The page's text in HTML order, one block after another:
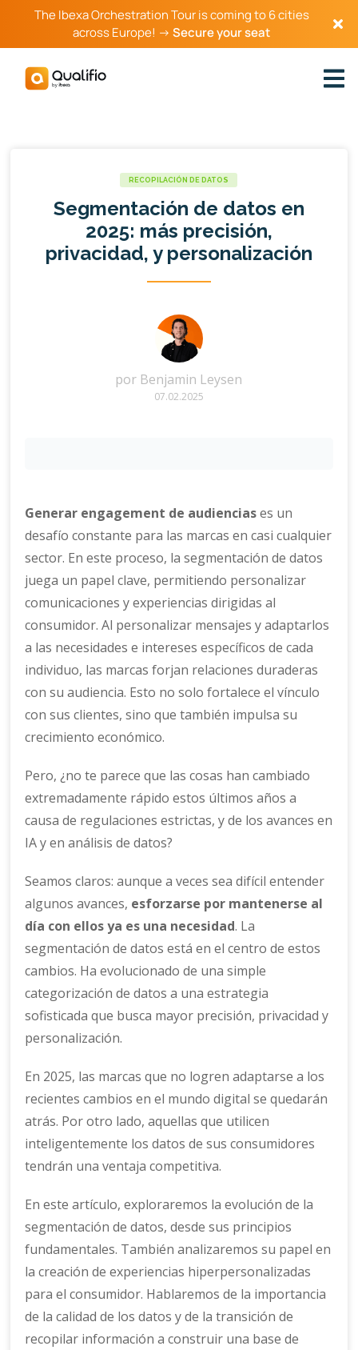
The Ibexa Orchestration Tour is coming to 6 cities
across Europe! →Secure your seat
RECOPILACIÓN DE DATOS
Segmentación de datos en
2025: más precisión,
privacidad, y personalización
por Benjamin Leysen
07.02.2025
Generar engagement de audienciases un
desafío constante para las marcas en casi cualquier
sector. En este proceso, la segmentación de datos
juega un papel clave, permitiendo personalizar
comunicaciones y experiencias dirigidas al
consumidor. Al personalizar mensajes y adaptarlos
a las necesidades e intereses específicos de cada
individuo, las marcas forjan relaciones duraderas
con su audiencia. Esto no solo fortalece el vínculo
con sus clientes, sino que también impulsa su
crecimiento económico.
Pero, ¿no te parece que las cosas han cambiado
extremadamente rápido estos últimos años a
causa de regulaciones estrictas, y de los avances en
IA y en análisis de datos?
Seamos claros: aunque a veces sea difícil entender
algunos avances, esforzarse por mantenerse al
día con ellos ya es una necesidad. La
segmentación de datos está en el centro de estos
cambios. Ha evolucionado de una simple
categorización de datos a una estrategia
sofisticada que busca mayor precisión, privacidad y
personalización.
En 2025, las marcas que no logren adaptarse a los
recientes cambios en el mundo digital se quedarán
atrás. Por otro lado, aquellas que utilicen
inteligentemente los datos de sus consumidores
tendrán una ventaja competitiva.
En este artículo, exploraremos la evolución de la
segmentación de datos, desde sus principios
fundamentales. También analizaremos su papel en
la creación de experiencias hiperpersonalizadas
para el consumidor. Hablaremos de la importancia
de la calidad de los datos y de la transición de
recopilar información a construir una base de